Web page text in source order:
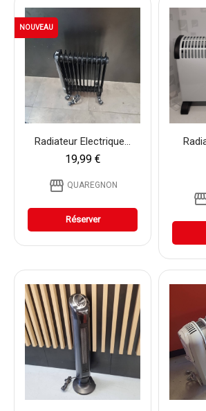
Radiateur Electrique...
19,99 €
storefront QUAREGNON
Réserver
NOUVEAU